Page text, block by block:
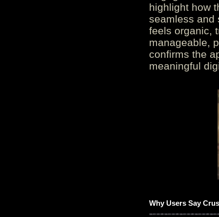
highlight how
seamless and
feels organic,
manageable,
confirms the
meaningful
Why Users Say